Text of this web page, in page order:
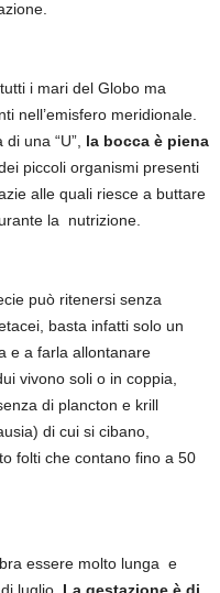
i mari del Globo ma
nell’emisfero meridionale.
una “U”, la bocca è piena
piccoli organismi presenti
alle quali riesce a buttare
la nutrizione.
può ritenersi senza
basta infatti solo un
e a farla allontanare
vivono soli o in coppia,
di plancton e krill
di cui si cibano,
folti che contano fino a 50
essere molto lunga e